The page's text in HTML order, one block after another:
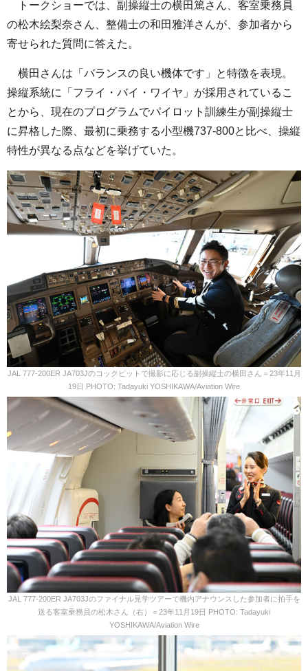
トークショーでは、副操縦士の横田篤さん、客室乗務員
の松木絵梨奈さん、整備士の和田雅洋さんが、参加者から
寄せられた質問に答えた。
横田さんは「バランスの良い機体です」と特徴を表現。
操縦系統に「フライ・バイ・ワイヤ」が採用されているこ
とから、現在のプログラムでパイロット訓練生が副操縦士
に昇格した際、最初に乗務する小型機737-800と比べ、操縦
特性が異なる点などを挙げていた。
JAL 777-200ER JA703Jのコックピットで撮影に応じる副操縦士の横田さん＝23年11月
19日 PHOTO: Tadayuki YOSHIKAWA/Aviation Wire
JAL 777-200ER JA703Jのファイナル見学ツアーで機内アナウンスした参加者に拍手を
送る客室乗務員の松木さん（右）＝23年11月19日 PHOTO: Tadayuki
YOSHIKAWA/Aviation Wire